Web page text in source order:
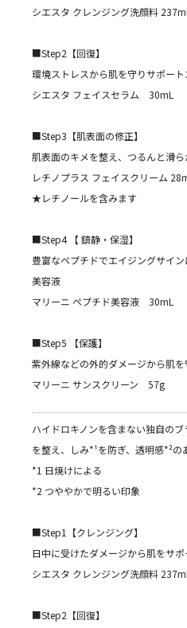
シエスタ クレンジング洗顔料 237mL
■Step2【回復】
環境ストレスから肌を守りサポー
シエスタ フェイスセラム 30mL
■Step3【肌表面の修正】
肌表面のキメを整え、つるんと滑
レチノプラス フェイスクリーム
★レチノールを含みます
■Step4 【 鎮静・保湿】
豊富なペプチドでエイジングサイ
美容液
マリーニ ペプチド美容液 30mL
■Step5 【保護】
紫外線などの外的ダメージから肌
マリーニ サンスクリーン 57g
ハイドロキノンを含まない独自の
を整え、しみ*¹を防ぎ、透明感*²
*1 日焼けによる
*2 つややかで明るい印象
■Step1【クレンジング】
日中に受けたダメージから肌をサ
シエスタ クレンジング洗顔料 237mL
■Step2【回復】